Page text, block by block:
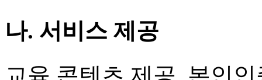
나. 서비스 제공
교육 콘텐츠 제공, 본인